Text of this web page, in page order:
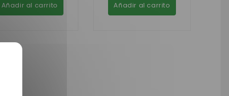
Añadir al carrito Añadir al carrito